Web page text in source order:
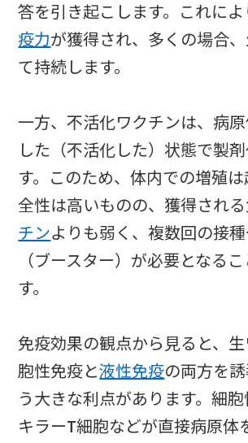
答を引き起こします。これに
疫力が獲得され、多くの場合
て持続します。
一方、不活化ワクチンは、病
した（不活化した）状態で製
す。このため、体内での増殖
全性は高いものの、獲得され
チンよりも弱く、複数回の接
（ブースター）が必要となる
す。
免疫効果の観点から見ると、
胞性免疫と液性免疫の両方を
う大きな利点があります。細胞
キラーT細胞などが直接病原体